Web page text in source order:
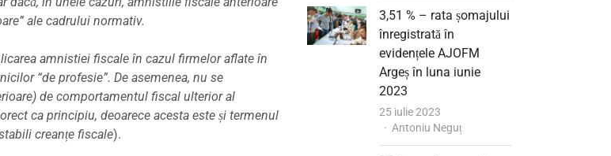
ale cadrului normativ.
amnistiei fiscale în cazul firmelor aflate în
“de profesie”. De asemenea, nu se
de comportamentul fiscal ulterior al
ca principiu, deoarece acesta este și termenul
creanțe fiscale).
3,51 % – rata șomajului
înregistrată în
evidențele AJOFM
Argeș în luna iunie
2023
25 iulie 2023
Author
Antoniu Neguț